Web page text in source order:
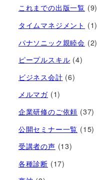
これまでの出版一覧 (9)
タイムマネジメント (1)
パナソニック親睦会 (2)
ピープルスキル (4)
ビジネス会計 (6)
メルマガ (1)
企業研修のご依頼 (37)
公開セミナー一覧 (15)
受講者の声 (13)
各種診断 (17)